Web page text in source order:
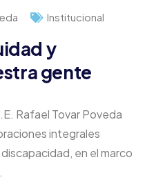
Institucional
y
gente
Rafael Tovar Poveda
integrales
en el marco